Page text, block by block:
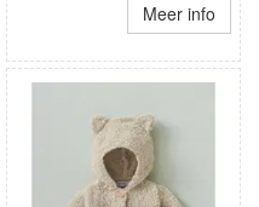
Meer info